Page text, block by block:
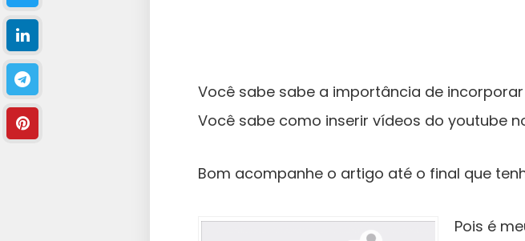
Você sabe sabe a importância de
Você sabe como inserir vídeos do youtube
Bom acompanhe o artigo até o final que
Pois é